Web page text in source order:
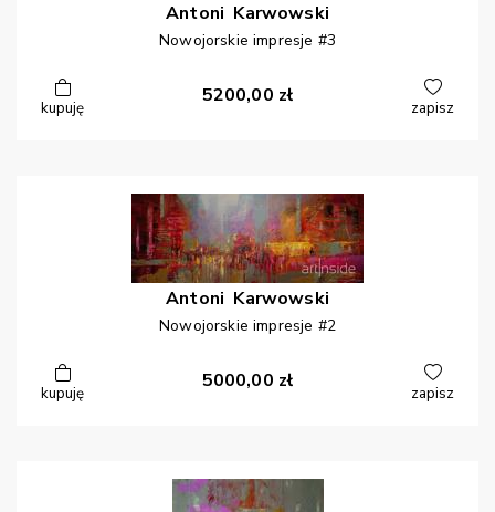
Antoni Karwowski
Nowojorskie impresje #3
kupuję
5200,00 zł
zapisz
Antoni Karwowski
Nowojorskie impresje #2
kupuję
5000,00 zł
zapisz